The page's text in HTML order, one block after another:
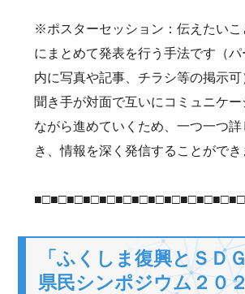
※ポスターセッション：伝えたいこ
にまとめて発表を行う手法です（
内に写真や記事、チラシ等の掲示可
聞き手が対面で互いにコミュニケー
ながら進めていくため、一つ一つ
き、情報を深く発信することができ
「ふくしま復興とＳＤ
県民シンポジウム２０